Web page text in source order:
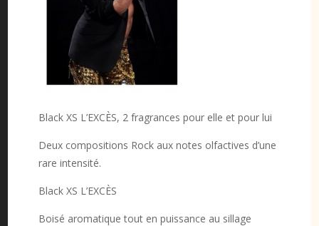
Black XS L’EXCÈS, 2 fragrances pour elle et pour lui
Deux compositions Rock aux notes olfactives d’une
rare intensité.
Black XS L’EXCÈS
Boisé aromatique tout en puissance au sillage